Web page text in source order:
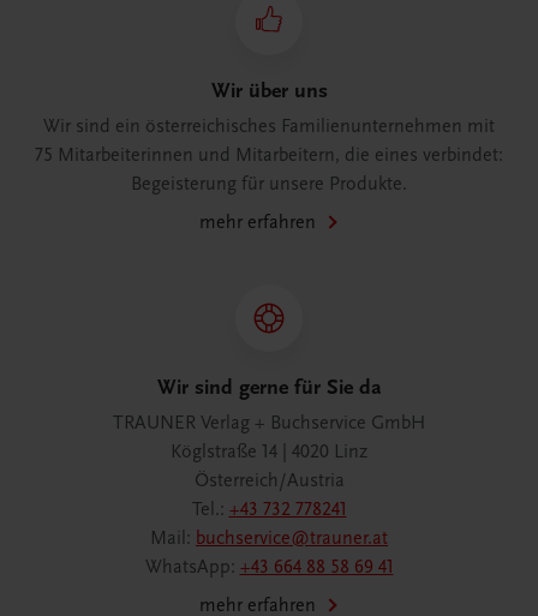
Wir über uns
Wir sind ein österreichisches Familienunternehmen mit
75 Mitarbeiterinnen und Mitarbeitern, die eines verbindet:
Begeisterung für unsere Produkte.
mehr erfahren
Wir sind gerne für Sie da
TRAUNER Verlag + Buchservice GmbH
Köglstraße 14 | 4020 Linz
Österreich/Austria
Tel.: +43 732 778241
Mail: buchservice@trauner.at
WhatsApp: +43 664 88 58 69 41
mehr erfahren